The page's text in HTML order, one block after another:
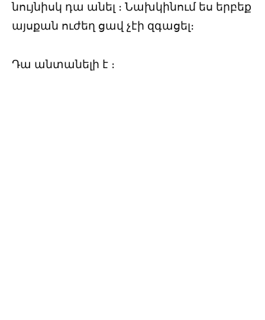
նույնիսկ դա անել ։ Նախկինում ես երբեք
այսքան ուժեղ ցավ չէի զգացել։
Դա անտանելի է ։